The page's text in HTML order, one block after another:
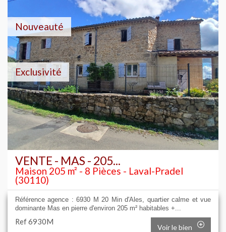
Exclusivité
Nouveauté
VENTE - MAS - 205...
Maison 205 m² - 8 Pièces - Laval-Pradel
(30110)
Référence agence : 6930 M 20 Min d'Ales, quartier calme et vue
dominante Mas en pierre d'environ 205 m² habitables +...
Ref 6930M
Voir le bien